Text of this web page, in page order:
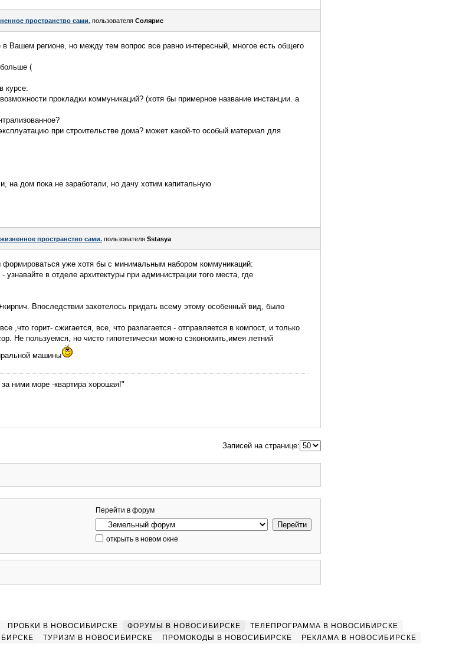
пространство сами. пользователя Солярис
Вашем регионе, но между тем вопрос все равно интересный, многое есть общего
(
курсе:
прокладки коммуникаций? (хотя бы примерное название инстанции. а
при строительстве дома? может какой-то особый материал для
на дом пока не заработали, но дачу хотим капитальную
пространство сами. пользователя Sstasya
уже хотя бы с минимальным набором коммуникаций:
узнавайте в отделе архитектуры при администрации того места, где
Впоследствии захотелось придать всему этому особенный вид, было
,что горит- сжигается, все, что разлагается - отправляется в компост, и только
Не пользуемся, но чисто гипотетически можно сэкономить,имея летний
машины
ними море -квартира хорошая!"
Записей на странице:
Перейти в форум
открыть в новом окне
ПРОБКИ В НОВОСИБИРСКЕ ФОРУМЫ В НОВОСИБИРСКЕ
ТЕЛЕПРОГРАММА В НОВОСИБИРСКЕ
ТУРИЗМ В НОВОСИБИРСКЕ ПРОМОКОДЫ В НОВОСИБИРСКЕ РЕКЛАМА В НОВОСИБИРСКЕ